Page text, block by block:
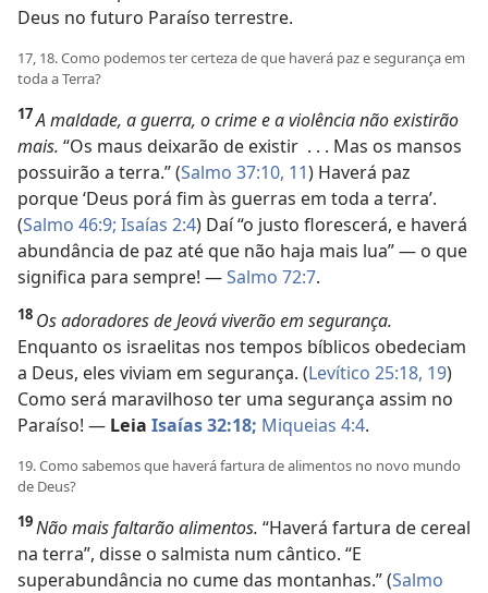
Deus no futuro Paraíso terrestre.
17, 18. Como podemos ter certeza de que haverá paz e segurança em
toda a Terra?
17A maldade, a guerra, o crime e a violência não existirão
mais. “Os maus deixarão de existir . . . Mas os mansos
possuirão a terra.” (Salmo 37:10, 11) Haverá paz
porque ‘Deus porá fim às guerras em toda a terra’.
(Salmo 46:9; Isaías 2:4) Daí “o justo florescerá, e haverá
abundância de paz até que não haja mais lua” — o que
significa para sempre! —Salmo 72:7.
18 Os adoradores de Jeová viverão em segurança.
Enquanto os israelitas nos tempos bíblicos obedeciam
a Deus, eles viviam em segurança. (Levítico 25:18, 19)
Como será maravilhoso ter uma segurança assim no
Paraíso! — Leia Isaías 32:18; Miqueias 4:4.
19. Como sabemos que haverá fartura de alimentos no novo mundo
de Deus?
19Não mais faltarão alimentos. “Haverá fartura de cereal
na terra”, disse o salmista num cântico. “E
superabundância no cume das montanhas.” (Salmo